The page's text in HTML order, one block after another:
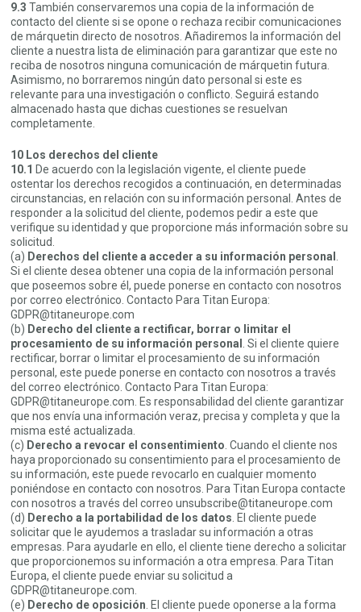
9.3 También conservaremos una copia de la información de
contacto del cliente si se opone o rechaza recibir comunicaciones
de márquetin directo de nosotros. Añadiremos la información del
cliente a nuestra lista de eliminación para garantizar que este no
reciba de nosotros ninguna comunicación de márquetin futura.
Asimismo, no borraremos ningún dato personal si este es
relevante para una investigación o conflicto. Seguirá estando
almacenado hasta que dichas cuestiones se resuelvan
completamente.
10 Los derechos del cliente
10.1 De acuerdo con la legislación vigente, el cliente puede
ostentar los derechos recogidos a continuación, en determinadas
circunstancias, en relación con su información personal. Antes de
responder a la solicitud del cliente, podemos pedir a este que
verifique su identidad y que proporcione más información sobre su
solicitud.
(a) Derechos del cliente a acceder a su información personal
Si el cliente desea obtener una copia de la información personal
que poseemos sobre él, puede ponerse en contacto con nosotros
por correo electrónico. Contacto Para Titan Europa:
GDPR@titaneurope.com
(b) Derecho del cliente a rectificar, borrar o limitar el
procesamiento de su información personal
. Si el cliente quiere
rectificar, borrar o limitar el procesamiento de su información
personal, este puede ponerse en contacto con nosotros a través
del correo electrónico. Contacto Para Titan Europa:
GDPR@titaneurope.com. Es responsabilidad del cliente garantizar
que nos envía una información veraz, precisa y completa y que la
misma esté actualizada.
(c) Derecho a revocar el consentimiento . Cuando el cliente nos
haya proporcionado su consentimiento para el procesamiento de
su información, este puede revocarlo en cualquier momento
poniéndose en contacto con nosotros. Para Titan Europa contacte
con nosotros a través del correo unsubscribe@titaneurope.com
(d) Derecho a la portabilidad de los datos . El cliente puede
solicitar que le ayudemos a trasladar su información a otras
empresas. Para ayudarle en ello, el cliente tiene derecho a solicitar
que proporcionemos su información a otra empresa. Para Titan
Europa, el cliente puede enviar su solicitud a
GDPR@titaneurope.com.
(e) Derecho de oposición . El cliente puede oponerse a la forma